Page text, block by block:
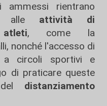
rientrano
alle attività di
, come la
nonché l'accesso di
a circoli sportivi e
di praticare queste
distanziamento